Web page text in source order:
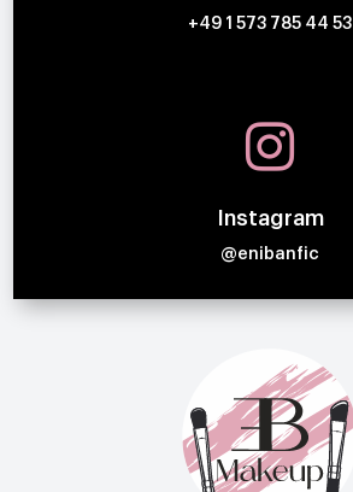
+49 1 573 785 44 53

Instagram
@enibanfic